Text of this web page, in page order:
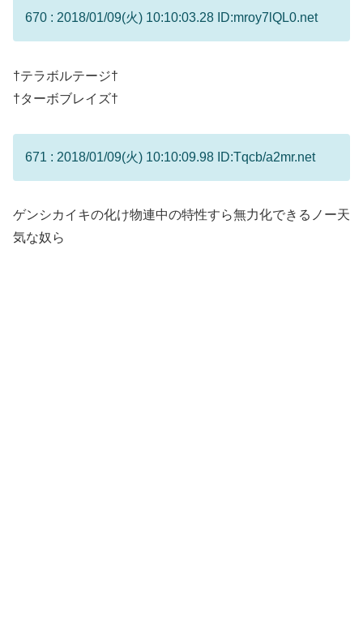
670 : 2018/01/09(火) 10:10:03.28 ID:mroy7lQL0.net
†テラボルテージ†
†ターボブレイズ†
671 : 2018/01/09(火) 10:10:09.98 ID:Tqcb/a2mr.net
ゲンシカイキの化け物連中の特性すら無力化できるノー天
気な奴ら